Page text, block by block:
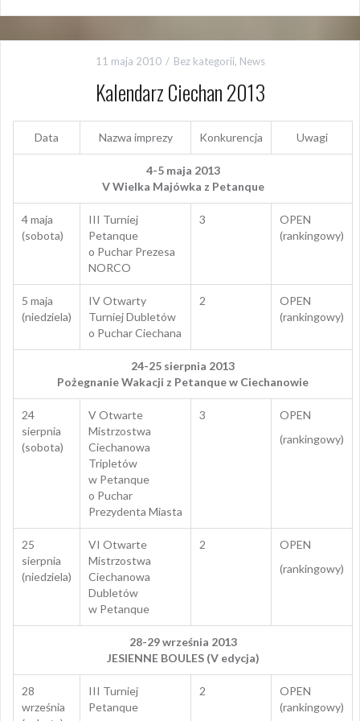
11 maja 2010 Bez kategorii, News
Kalendarz Ciechan 2013
Data Nazwa imprezy Konkurencja Uwagi
4-5 maja 2013
V Wielka Majówka z Petanque
4 maja
(sobota)
III Turniej
Petanque
o Puchar Prezesa
NORCO
3
OPEN
(rankingowy)
5 maja
(niedziela)
IV Otwarty
Turniej Dubletów
o Puchar Ciechana
2
OPEN
(rankingowy)
24-25 sierpnia 2013
Pożegnanie Wakacji z Petanque w Ciechanowie
24
sierpnia
(sobota)
V Otwarte
Mistrzostwa
Ciechanowa
Tripletów
w Petanque
o Puchar
Prezydenta Miasta
3
OPEN
(rankingowy)
25
sierpnia
(niedziela)
VI Otwarte
Mistrzostwa
Ciechanowa
Dubletów
w Petanque
2
OPEN
(rankingowy)
28-29 września 2013
JESIENNE BOULES (V edycja)
28
września
III Turniej
Petanque
2
OPEN
(rankingowy)